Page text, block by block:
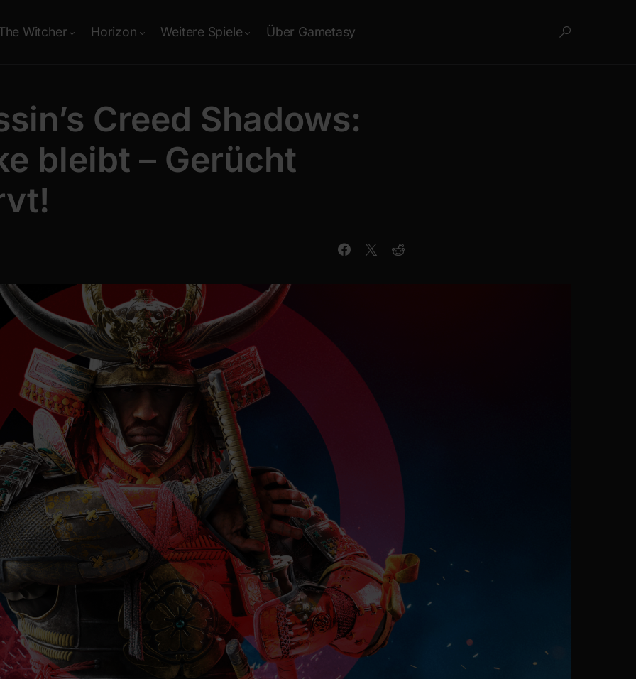
Witcher Horizon Weitere Spiele Über Gametasy
Creed Shadows:
bleibt – Gerücht